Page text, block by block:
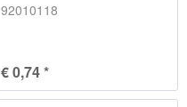
92010118
€ 0,74 *